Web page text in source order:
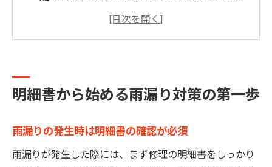
火災や事故情報と雨漏り対策の関連を理解
坂東市広報を活用した雨漏り対策の基礎知
坂東市矢作で雨漏りに備える見積もり活用法
雨漏り修理の見積もり依頼時の注意点
明細書から始める雨漏り対策の第一歩
雨漏りの発生時は明細書の確認が必須
雨漏りが発生した際には、まず修理の明細書をしっかり